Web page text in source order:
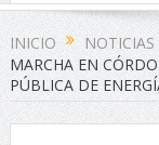
INICIO NOTICIAS
MARCHA EN
PÚBLICA DE